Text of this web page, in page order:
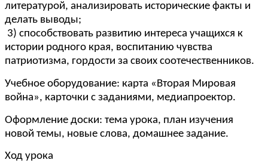
литературой, анализировать исторические факты и
делать выводы;
3) способствовать развитию интереса учащихся к
истории родного края, воспитанию чувства
патриотизма, гордости за своих соотечественников.
Учебное оборудование: карта «Вторая Мировая
война», карточки с заданиями, медиапроектор.
Оформление доски: тема урока, план изучения
новой темы, новые слова, домашнее задание.
Ход урока